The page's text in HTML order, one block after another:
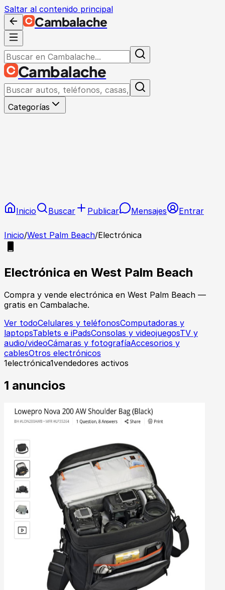
Saltar al contenido principal
Cambalache
Cambalache
Categorías
Inicio Buscar Publicar Mensajes Entrar
Inicio/West Palm Beach/Electrónica
Electrónica en West Palm Beach
Compra y vende electrónica en West Palm Beach —
gratis en Cambalache.
Ver todoCelulares y teléfonosComputadoras y
laptopsTablets e iPadsConsolas y videojuegosTV y
audio/videoCámaras y fotografíaAccesorios y
cablesOtros electrónicos
1electrónica1vendedores activos
1 anuncios